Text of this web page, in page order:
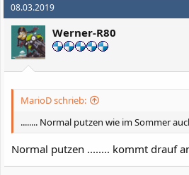
08.03.2019
Werner-R80
MarioD schrieb:
........ Normal putzen wie im Sommer
Normal putzen ........ kommt drauf